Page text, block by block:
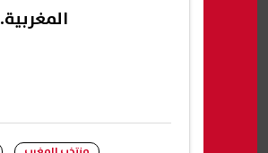
المغربية.